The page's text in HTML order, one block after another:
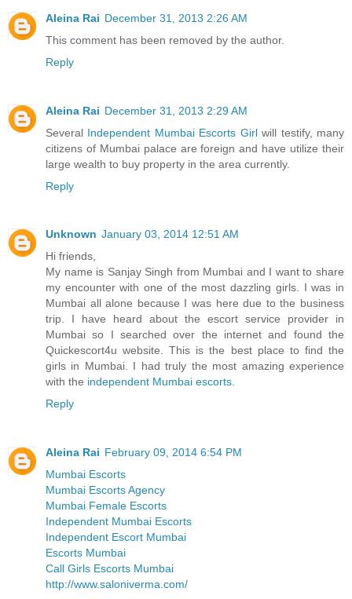
Aleina Rai December 31, 2013 2:26 AM
This comment has been removed by the author.
Reply
Aleina Rai December 31, 2013 2:29 AM
Several Independent Mumbai Escorts Girlwill testify, many
citizens of Mumbai palace are foreign and have utilize their
large wealth to buy property in the area currently.
Reply
Unknown January 03, 2014 12:51 AM
Hi friends,
My name is Sanjay Singh from Mumbai and I want to share
my encounter with one of the most dazzling girls. I was in
Mumbai all alone because I was here due to the business
trip. I have heard about the escort service provider in
Mumbai so I searched over the internet and found the
Quickescort4u website. This is the best place to find the
girls in Mumbai. I had truly the most amazing experience
with the independent Mumbai escorts.
Reply
Aleina Rai February 09, 2014 6:54 PM
Mumbai Escorts
Mumbai Escorts Agency
Mumbai Female Escorts
Independent Mumbai Escorts
Independent Escort Mumbai
Escorts Mumbai
Call Girls Escorts Mumbai
http://www.saloniverma.com/